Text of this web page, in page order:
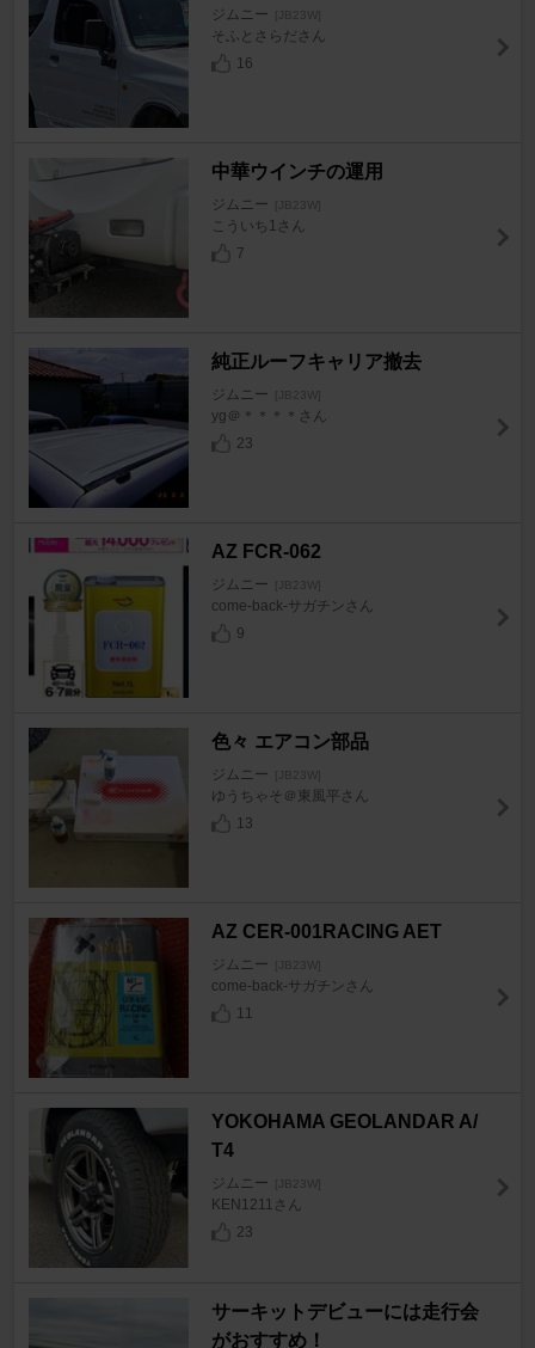
ジムニー [JB23W]
そふとさらださん
16
中華ウインチの運用
ジムニー [JB23W]
こういち1さん
7
純正ルーフキャリア撤去
ジムニー [JB23W]
yg＠＊＊＊＊さん
23
AZ FCR-062
ジムニー [JB23W]
come-back-サガチンさん
9
色々 エアコン部品
ジムニー [JB23W]
ゆうちゃそ＠東風平さん
13
AZ CER-001RACING AET
ジムニー [JB23W]
come-back-サガチンさん
11
YOKOHAMA GEOLANDAR A/
T4
ジムニー [JB23W]
KEN1211さん
23
サーキットデビューには走行会
がおすすめ！